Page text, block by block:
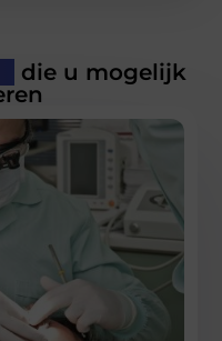
die u mogelijk